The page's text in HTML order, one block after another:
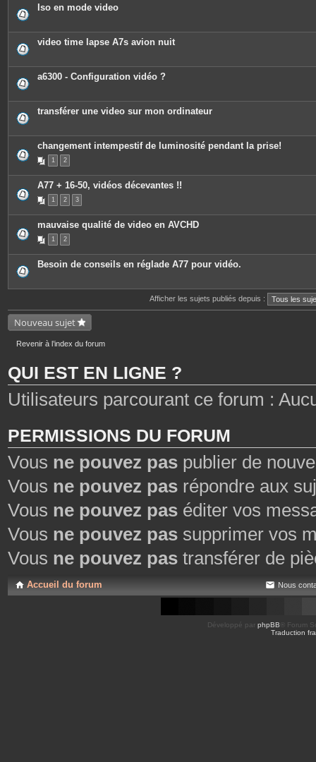
Iso en mode video
video time lapse A7s avion nuit
a6300 - Configuration vidéo ?
transférer une video sur mon ordinateur
changement intempestif de luminosité pendant la prise!
1 2
A77 + 16-50, vidéos décevantes !!
1 2 3
mauvaise qualité de video en AVCHD
1 2
Besoin de conseils en réglade A77 pour vidéo.
Afficher les sujets publiés depuis :
Nouveau sujet
Revenir à l’index du forum
QUI EST EN LIGNE ?
Utilisateurs parcourant ce forum :
PERMISSIONS DU FORUM
Vous ne pouvez pas publier de
Vous ne pouvez pas répondre aux
Vous ne pouvez pas éditer vos
Vous ne pouvez pas supprimer vos
Vous ne pouvez pas transférer de
Accueil du forum Nous
Développé par phpBB ® Forum
Traduction